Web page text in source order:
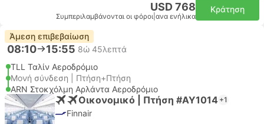
USD 768
Συμπεριλαμβάνονται οι φόροι ανα ενήλικα
Κράτηση
Άμεση επιβεβαίωση
08:10 15:55 8ώ 45λεπτά
TLL Ταλίν Αεροδρόμιο
Μονή σύνδεση | Πτήση+Πτήση
ARN Στοκχόλμη Αρλάντα Αεροδρόμιο
Οικονομικό | Πτήση #AY1014 +1
Finnair